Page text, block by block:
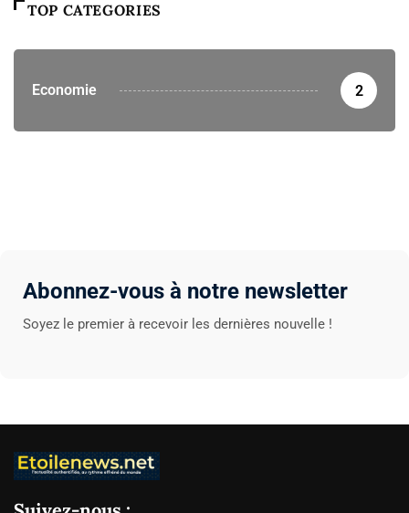
TOP CATEGORIES
Economie 2
Abonnez-vous à notre newsletter
Soyez le premier à recevoir les dernières nouvelle !